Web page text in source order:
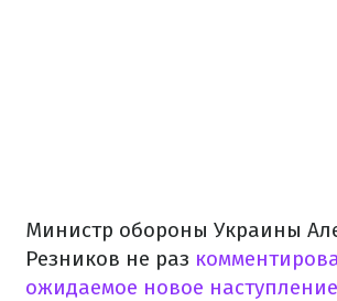
Министр обороны Украины
Резников не раз
ожидаемое новое